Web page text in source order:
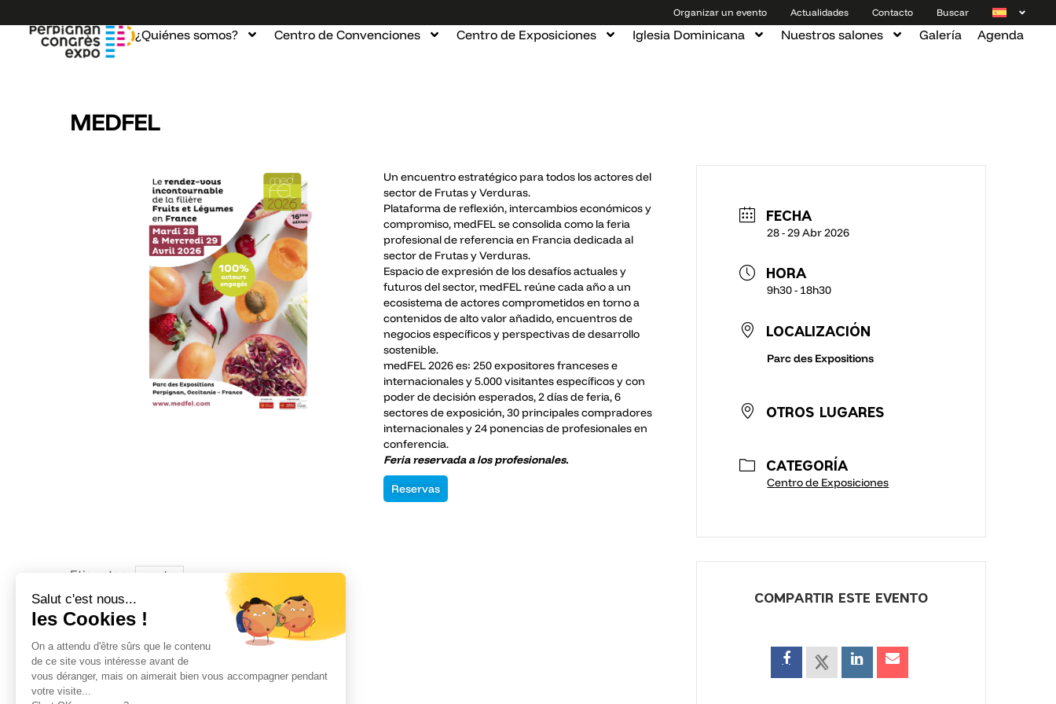
Organizar un evento Actualidades Contacto Buscar
¿Quiénes somos? Centro de Convenciones Centro de Exposiciones Iglesia Dominicana Nuestros salones Galería Agenda
MEDFEL
Un encuentro estratégico para todos los actores del
sector de Frutas y Verduras.
Plataforma de reflexión, intercambios económicos y
compromiso, medFEL se consolida como la feria
profesional de referencia en Francia dedicada al
sector de Frutas y Verduras.
Espacio de expresión de los desafíos actuales y
futuros del sector, medFEL reúne cada año a un
ecosistema de actores comprometidos en torno a
contenidos de alto valor añadido, encuentros de
negocios específicos y perspectivas de desarrollo
sostenible.
medFEL 2026 es: 250 expositores franceses e
internacionales y 5.000 visitantes específicos y con
poder de decisión esperados, 2 días de feria, 6
sectores de exposición, 30 principales compradores
internacionales y 24 ponencias de profesionales en
conferencia.
Feria reservada a los profesionales.
Reservas
Etiquetas: SALÓN
FECHA
28 - 29 Abr 2026
HORA
9h30 - 18h30
LOCALIZACIÓN
Parc des Expositions
OTROS LUGARES
CATEGORÍA
Centro de Exposiciones
COMPARTIR ESTE EVENTO